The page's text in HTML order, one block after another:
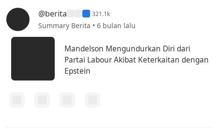
@berita 321.1k
Summary Berita • 6 bulan lalu
Mandelson Mengundurkan Diri dari
Partai Labour Akibat Keterkaitan dengan
Epstein